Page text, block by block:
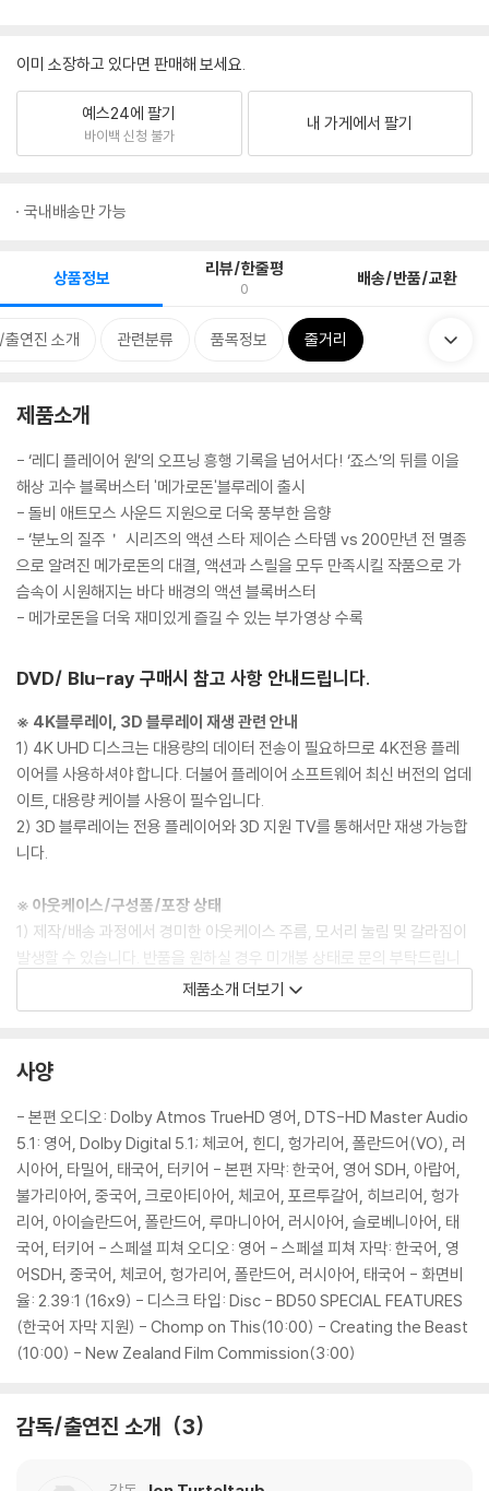
이미 소장하고 있다면 판매해 보세요.
예스24에 팔기
바이백 신청 불가
내 가게에서 팔기
국내배송만 가능
상품정보 리뷰/한줄평
0 배송/반품/교환
연진 소개 관련분류 품목정보 줄거리
제품소개
- ‘레디 플레이어 원’의 오프닝 흥행 기록을 넘어서다! ‘죠스’의 뒤를 이을
해상 괴수 블록버스터 '메가로돈'블루레이 출시
- 돌비 애트모스 사운드 지원으로 더욱 풍부한 음향
- ‘분노의 질주＇ 시리즈의 액션 스타 제이슨 스타뎀 vs 200만년 전 멸종
으로 알려진 메가로돈의 대결, 액션과 스릴을 모두 만족시킬 작품으로 가
슴속이 시원해지는 바다 배경의 액션 블록버스터
- 메가로돈을 더욱 재미있게 즐길 수 있는 부가영상 수록
DVD/ Blu-ray 구매시 참고 사항 안내드립니다.
※ 4K블루레이, 3D 블루레이 재생 관련 안내
1) 4K UHD 디스크는 대용량의 데이터 전송이 필요하므로 4K전용 플레
이어를 사용하셔야 합니다. 더불어 플레이어 소프트웨어 최신 버전의 업데
이트, 대용량 케이블 사용이 필수입니다.
2) 3D 블루레이는 전용 플레이어와 3D 지원 TV를 통해서만 재생 가능합
니다.
※ 아웃케이스/구성품/포장 상태
1) 제작/배송 과정에서 경미한 아웃케이스 주름, 모서리 눌림 및 갈라짐이
발생할 수 있습니다. 반품을 원하실 경우 미개봉 상태로 문의 부탁드립니
2) 스틸북 케이스 제작 과정에서 기포 혹은 경미한 인쇄 오류가 발생할 수
3) 렌티큘러 스틸북의 경우, 보호필름이 붙어 판매되기도 합니다. 보호필
름 손상에 의한 교환/반품은 불가합니다.
4) 본품 보호를 위해 노란색의 카톤 박스로 재포장한 경우, 카톤박스 손상
에 의한 교환/반품은 불가합니다.
5) 아웃케이스/구성품/포장 상태 불량에 의한 교환/반품 신청시 불량 확
인을 위해 개봉 시의 동영상을 요청할 수 있으며, 동영상이 없는 경우 교
환/반품이 제한될 수 있습니다.
※ 디스크 재생 불량
1) 기기 문제로 인해 발생하는 재생 불량 현상에 대해서는 반품/교환이 불
가하니 최신 소프트웨어로 업데이트된 DVD/BD 전용 기기에서 재생하실
것을 권유해 드립니다.
해결됩니다.
생이 불가능한 경우가 있습니다. 독립형 전용 플레이어 사용을 권장드리
제품소개 더보기
사양
- 본편 오디오: Dolby Atmos TrueHD 영어, DTS-HD Master Audio
5.1: 영어, Dolby Digital 5.1; 체코어, 힌디, 헝가리어, 폴란드어(VO), 러
시아어, 타밀어, 태국어, 터키어 - 본편 자막: 한국어, 영어 SDH, 아랍어,
불가리아어, 중국어, 크로아티아어, 체코어, 포르투갈어, 히브리어, 헝가
리어, 아이슬란드어, 폴란드어, 루마니아어, 러시아어, 슬로베니아어, 태
국어, 터키어 - 스페셜 피쳐 오디오: 영어 - 스페셜 피쳐 자막: 한국어, 영
어SDH, 중국어, 체코어, 헝가리어, 폴란드어, 러시아어, 태국어 - 화면비
율: 2.39:1 (16x9) - 디스크 타입: Disc - BD50 SPECIAL FEATURES
(한국어 자막 지원) - Chomp on This(10:00) - Creating the Beast
(10:00) - New Zealand Film Commission(3:00)
감독/출연진 소개 3